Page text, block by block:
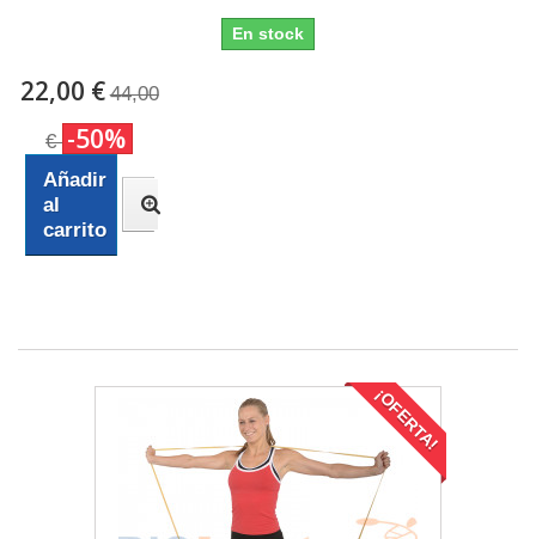
En stock
22,00 € 44,00
€ -50%
Añadir
al
carrito
¡OFERTA!